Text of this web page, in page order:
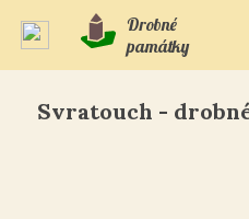
Drobné
památky
Svratouch -